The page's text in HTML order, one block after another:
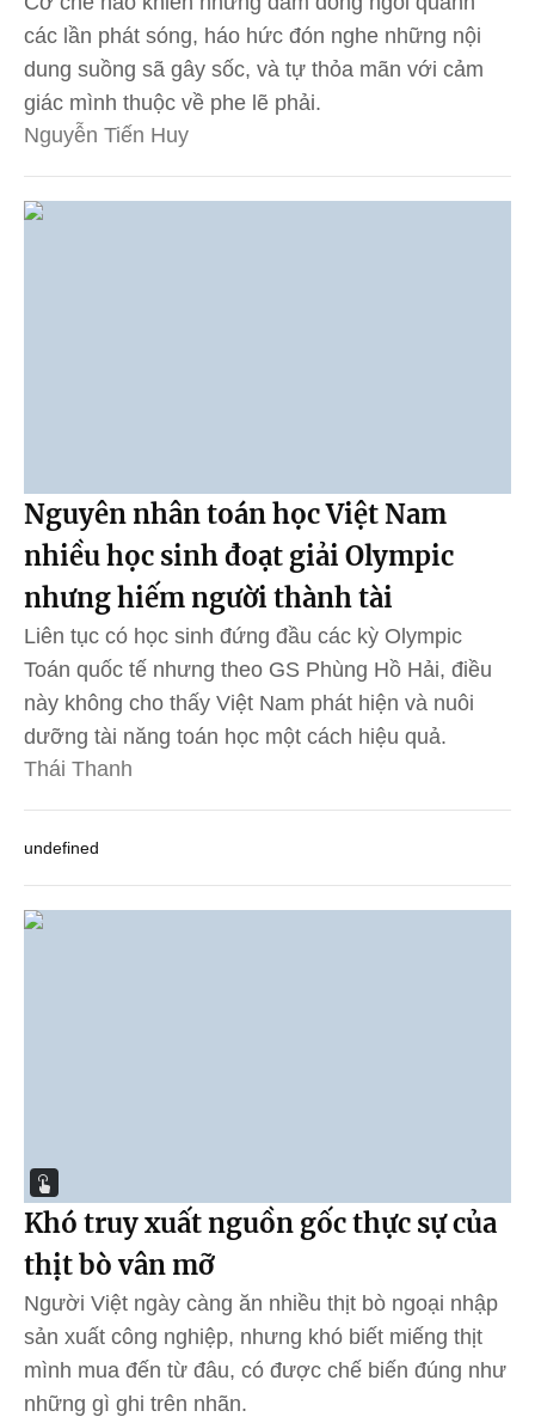
các lần phát sóng, háo hức đón nghe những nội
dung suồng sã gây sốc, và tự thỏa mãn với cảm
giác mình thuộc về phe lẽ phải.
Nguyễn Tiến Huy
Nguyên nhân toán học Việt Nam
nhiều học sinh đoạt giải Olympic
nhưng hiếm người thành tài
Liên tục có học sinh đứng đầu các kỳ Olympic
Toán quốc tế nhưng theo GS Phùng Hồ Hải, điều
này không cho thấy Việt Nam phát hiện và nuôi
dưỡng tài năng toán học một cách hiệu quả.
Thái Thanh
undefined
Khó truy xuất nguồn gốc thực sự của
thịt bò vân mỡ
Người Việt ngày càng ăn nhiều thịt bò ngoại nhập
sản xuất công nghiệp, nhưng khó biết miếng thịt
mình mua đến từ đâu, có được chế biến đúng như
những gì ghi trên nhãn.